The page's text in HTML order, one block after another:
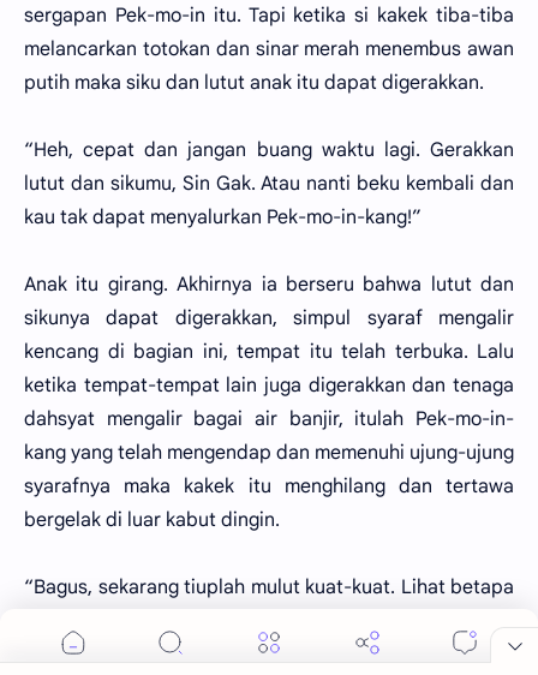
sergapan Pek-mo-in itu. Tapi ketika si kakek tiba-tiba
melancarkan totokan dan sinar merah menembus awan
putih maka siku dan lutut anak itu dapat digerakkan.
“Heh, cepat dan jangan buang waktu lagi. Gerakkan
lutut dan sikumu, Sin Gak. Atau nanti beku kembali dan
kau tak dapat menyalurkan Pek-mo-in-kang!”
Anak itu girang. Akhirnya ia berseru bahwa lutut dan
sikunya dapat digerakkan, simpul syaraf mengalir
kencang di bagian ini, tempat itu telah terbuka. Lalu
ketika tempat-tempat lain juga digerakkan dan tenaga
dahsyat mengalir bagai air banjir, itulah Pek-mo-in-
kang yang telah mengendap dan memenuhi ujung-ujung
syarafnya maka kakek itu menghilang dan tertawa
bergelak di luar kabut dingin.
“Bagus, sekarang tiuplah mulut kuat-kuat. Lihat betapa
berantakan dan hancur!”